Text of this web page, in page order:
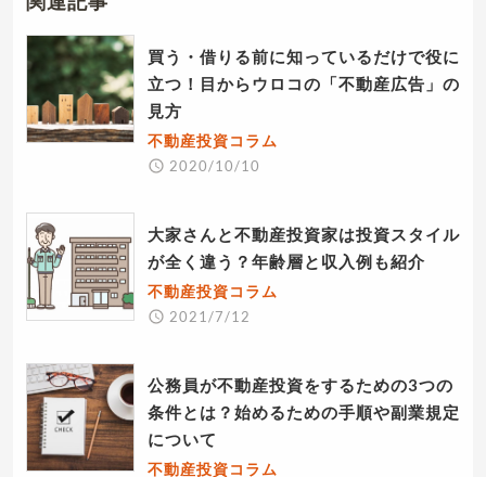
買う・借りる前に知っているだけで役に
立つ！目からウロコの「不動産広告」の
見方
不動産投資コラム
2020/10/10
大家さんと不動産投資家は投資スタイル
が全く違う？年齢層と収入例も紹介
不動産投資コラム
2021/7/12
公務員が不動産投資をするための3つの
条件とは？始めるための手順や副業規定
について
不動産投資コラム